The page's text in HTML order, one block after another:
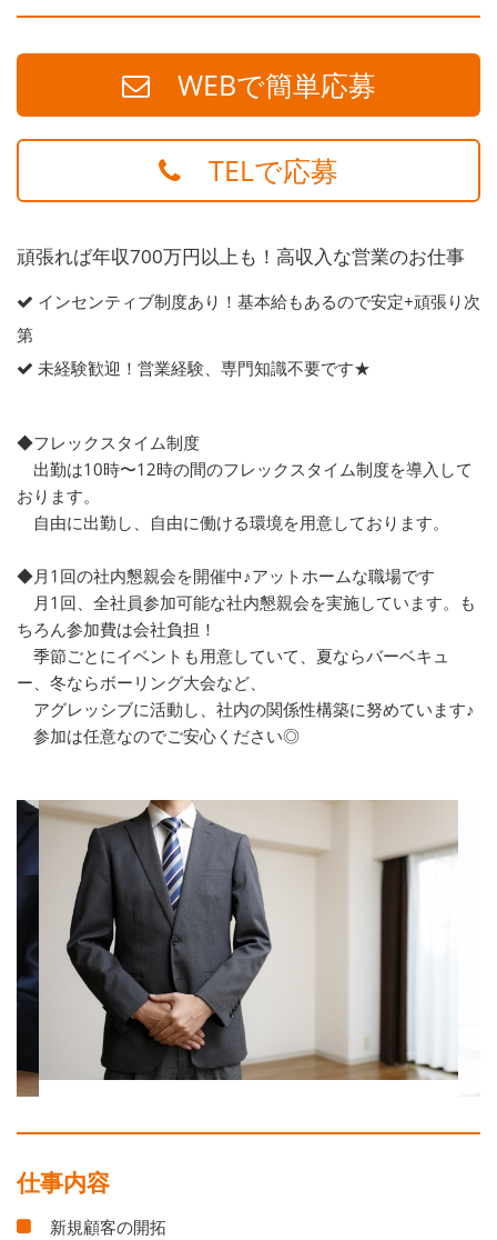
WEBで簡単応募
TELで応募
頑張れば年収700万円以上も！高収入な営業のお仕事
インセンティブ制度あり！基本給もあるので安定+頑張り次
第
未経験歓迎！営業経験、専門知識不要です★
◆フレックスタイム制度
出勤は10時〜12時の間のフレックスタイム制度を導入して
おります。
自由に出勤し、自由に働ける環境を用意しております。
◆月1回の社内懇親会を開催中♪アットホームな職場です
月1回、全社員参加可能な社内懇親会を実施しています。も
ちろん参加費は会社負担！
季節ごとにイベントも用意していて、夏ならバーベキュ
ー、冬ならボーリング大会など、
アグレッシブに活動し、社内の関係性構築に努めています♪
参加は任意なのでご安心ください◎
仕事内容
新規顧客の開拓